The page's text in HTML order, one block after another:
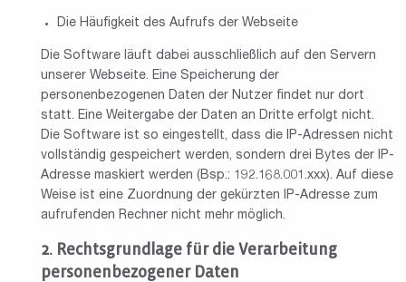
Die Häufigkeit des Aufrufs der Webseite
Die Software läuft dabei ausschließlich auf den Servern
unserer Webseite. Eine Speicherung der
personenbezogenen Daten der Nutzer findet nur dort
statt. Eine Weitergabe der Daten an Dritte erfolgt nicht.
Die Software ist so eingestellt, dass die IP-Adressen nicht
vollständig gespeichert werden, sondern drei Bytes der IP-
Adresse maskiert werden (Bsp.: 192.168.001.xxx). Auf diese
Weise ist eine Zuordnung der gekürzten IP-Adresse zum
aufrufenden Rechner nicht mehr möglich.
Rechtsgrundlage für die Verarbeitung
personenbezogener Daten